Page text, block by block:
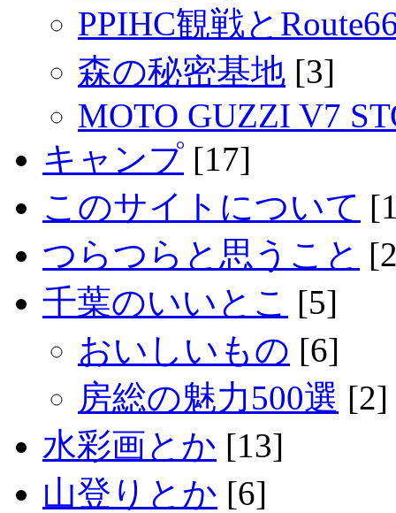
PPIHC観戦と
森の秘密基地 [3]
MOTO GUZZI V7
キャンプ [17]
このサイトについて
つらつらと思うこと
千葉のいいとこ [5]
おいしいもの [6]
房総の魅力500選 [2]
水彩画とか [13]
山登りとか [6]